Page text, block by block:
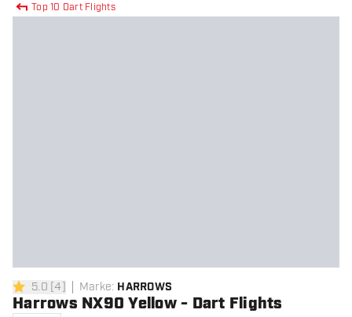
Top 10 Dart Flights
5 Bewertungssterne
5.0 [4] Marke: HARROWS
Harrows NX90 Yellow - Dart Flights